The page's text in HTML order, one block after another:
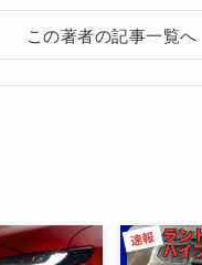
この著者の記事一覧へ